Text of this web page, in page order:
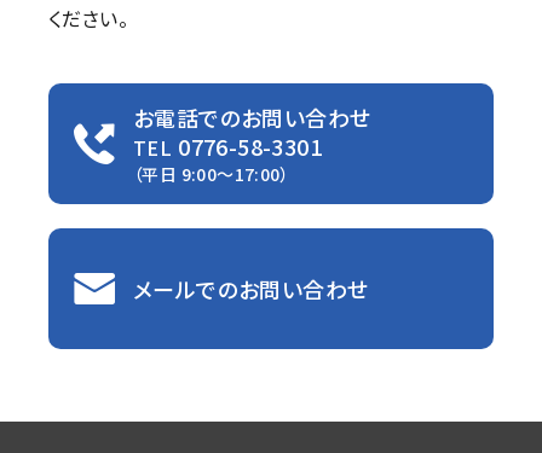
ください。
お電話でのお問い合わせ
TEL 0776-58-3301
（平日 9:00〜17:00）
メールでのお問い合わせ